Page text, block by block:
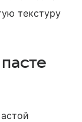
текстуру